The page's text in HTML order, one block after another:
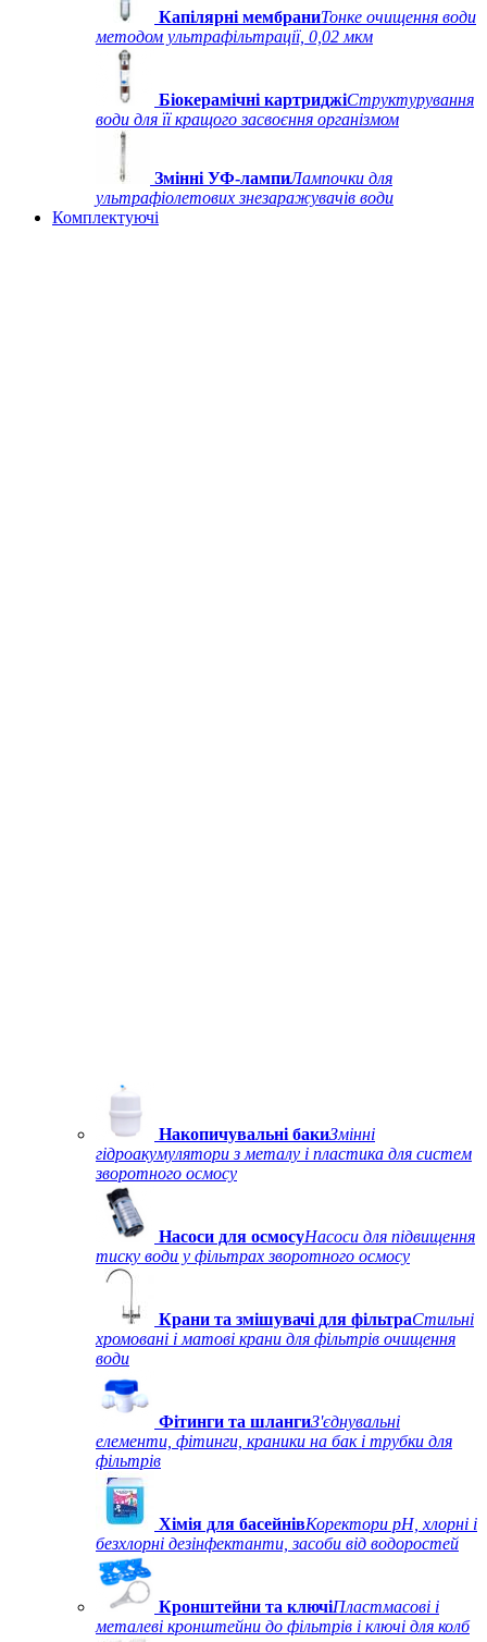
Капілярні мембраниТонке очищення води
методом ультрафільтрації, 0,02 мкм
Біокерамічні картриджіСтруктурування
води для її кращого засвоєння організмом
Змінні УФ-лампиЛампочки для
ультрафіолетових знезаражувачів води
Комплектуючі
Накопичувальні бакиЗмінні
гідроакумулятори з металу і пластика для систем
зворотного осмосу
Насоси для осмосуНасоси для підвищення
тиску води у фільтрах зворотного осмосу
Крани та змішувачі для фільтраСтильні
хромовані і матові крани для фільтрів очищення
води
Фітинги та шлангиЗ'єднувальні
елементи, фітинги, краники на бак і трубки для
фільтрів
Хімія для басейнівКоректори рН, хлорні і
безхлорні дезінфектанти, засоби від водоростей
Кронштейни та ключіПластмасові і
металеві кронштейни до фільтрів і ключі для колб